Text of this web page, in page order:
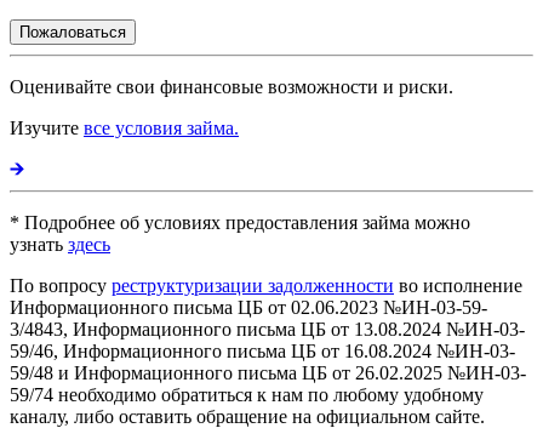
Пожаловаться
Оценивайте свои финансовые возможности и риски.
Изучите все условия займа.
* Подробнее об условиях предоставления займа можно
узнать здесь
По вопросу реструктуризации задолженности во исполнение
Информационного письма ЦБ от 02.06.2023 №ИН-03-59-
3/4843, Информационного письма ЦБ от 13.08.2024 №ИН-03-
59/46, Информационного письма ЦБ от 16.08.2024 №ИН-03-
59/48 и Информационного письма ЦБ от 26.02.2025 №ИН-03-
59/74 необходимо обратиться к нам по любому удобному
каналу, либо оставить обращение на официальном сайте.